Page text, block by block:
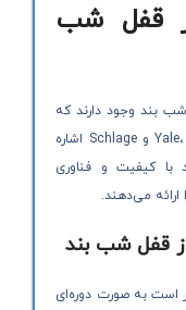
قفل شب
بند وجود دارند که
از جمله آن‌ها می‌توان به برندهای Yale، Kwikset و Schlage اشاره
با کیفیت و فناوری
ارائه می‌دهند.
قفل شب بند
است به صورت دوره‌ای